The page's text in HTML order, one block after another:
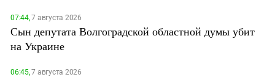
07:44,7 августа 2026
Сын депутата Волгоградской областной думы убит
на Украине
06:45,7 августа 2026